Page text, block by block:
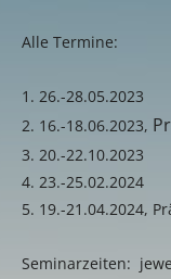
Alle Termine:
1. 26.-28.05.2023
2. 16.-18.06.2023,
3. 20.-22.10.2023
4. 23.-25.02.2024
5. 19.-21.04.2024,
Seminarzeiten: